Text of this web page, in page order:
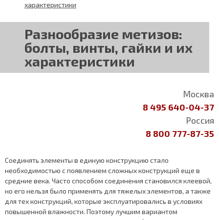
характеристики
Разнообразие метизов:
болты, винты, гайки и их
характеристики
Москва
8 495 640-04-37
Россия
8 800 777-87-35
Соединять элементы в единую конструкцию стало
необходимостью с появлением сложных конструкций еще в
средние века. Часто способом соединения становился клеевой,
но его нельзя было применять для тяжелых элементов, а также
для тех конструкций, которые эксплуатировались в условиях
повышенной влажности. Поэтому лучшим вариантом